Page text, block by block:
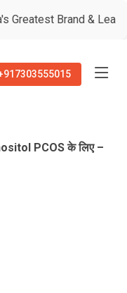
& Leader Awards
PCOS के लिए –